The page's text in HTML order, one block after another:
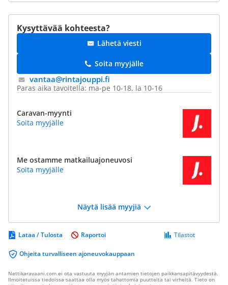
Kysyttävää kohteesta?
Lähetä viesti
Soita myyjälle
vantaa@​rintajouppi.fi
Paras aika tavoitella: ma-pe 10-18, la 10-16
Caravan-myynti
Soita myyjälle
Me ostamme matkailuajoneuvosi
Soita myyjälle
Näytä lisää myyjiä
Lataa / Tulosta
Ohjeita turvalliseen ajoneuvokauppaan
Tilastot
Raportoi
Nettikaravaani.com ei ota vastuuta myyjän antamien tietojen paikkansapitävyydestä.
Ilmoitetuissa tiedoissa saattaa olla myös tahattomia puutteita tai virheitä. Tieto on